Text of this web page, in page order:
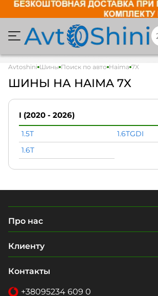
Avtoshini Шины Поиск по авто Haima 7X
ШИНЫ НА HAIMA 7X
I (2020 - 2026)
1.5T
1.6TGDI
1.6T
Про нас
Клиенту
Контакты
+38095234 609 0